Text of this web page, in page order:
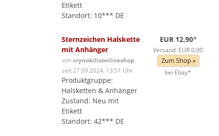
Etikett
Standort: 10*** DE
Sternzeichen Halskette
mit Anhänger
voncrynobilisonlineshop
seit 27.09.2024, 13:51 Uhr
Produktgruppe:
Halsketten & Anhänger
Zustand: Neu mit
Etikett
Standort: 42*** DE
EUR 12,90*
Versand: EUR 0,00
Zum Shop »
bei Ebay*